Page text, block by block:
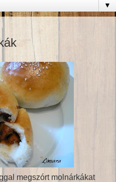
▼
megszórt molnárkákat